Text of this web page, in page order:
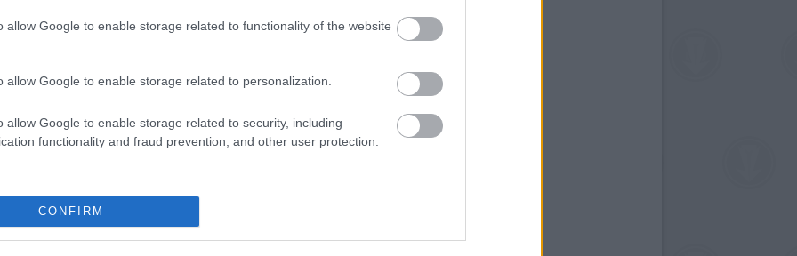
allow Google to enable storage related to functionality of the website
allow Google to enable storage related to personalization.
allow Google to enable storage related to security, including
functionality and fraud prevention, and other user protection.
CONFIRM
aratott Exposed című albumával, ezen belül
addig ismeretlen vizekre evezett,
hoppal és más zenei elemekkel elegyítve
Ezen a lemezen találhatjuk meg a Skylar,s
tragédia ihletett. Vince elveszítette kislányát,
őrzi, hanem az az évente megrendezett
Skylar Neil Memorial Golf Tournament nevet
Crüe tagjai közé, s szándékaik komolyságát
a Mötley Recordsot.